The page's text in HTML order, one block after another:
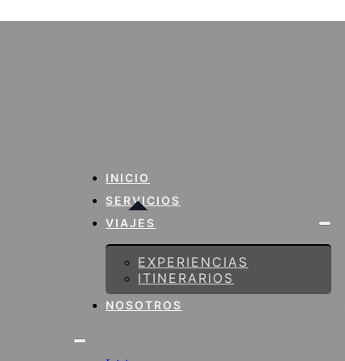
INICIO
SERVICIOS
VIAJES
EXPERIENCIAS
ITINERARIOS
NOSOTROS